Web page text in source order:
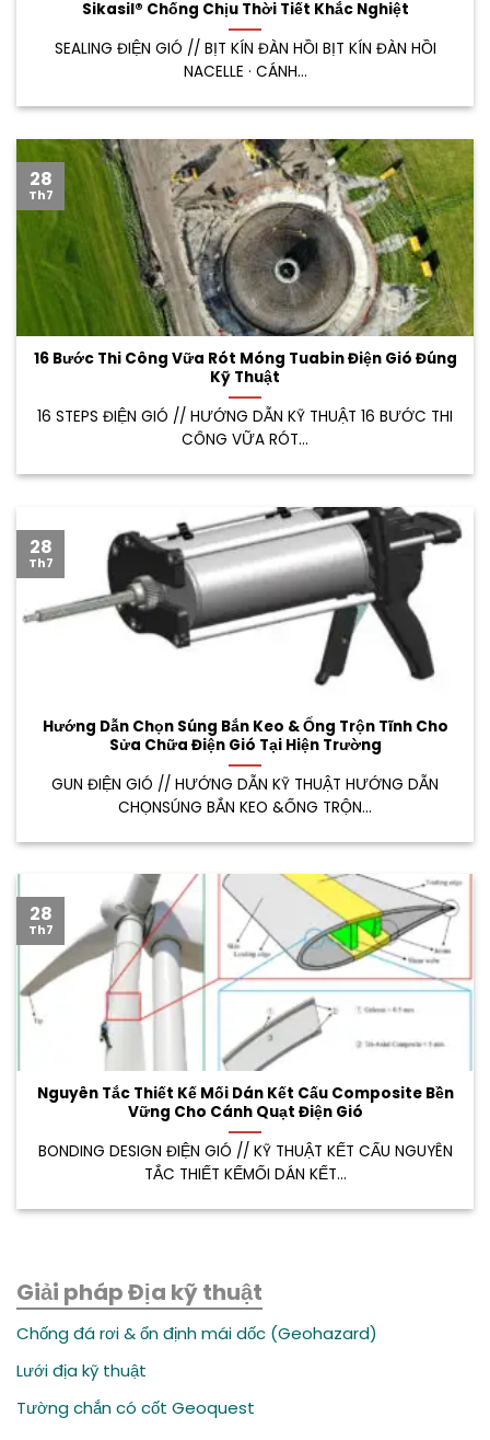
Sikasil® Chống Chịu Thời Tiết Khắc Nghiệt
SEALING ĐIỆN GIÓ // BỊT KÍN ĐÀN HỒI BỊT KÍN ĐÀN HỒI
NACELLE · CÁNH...
16 Bước Thi Công Vữa Rót Móng Tuabin Điện Gió Đúng
Kỹ Thuật
16 STEPS ĐIỆN GIÓ // HƯỚNG DẪN KỸ THUẬT 16 BƯỚC THI
CÔNG VỮA RÓT...
28
Th7
Hướng Dẫn Chọn Súng Bắn Keo & Ống Trộn Tĩnh Cho
Sửa Chữa Điện Gió Tại Hiện Trường
GUN ĐIỆN GIÓ // HƯỚNG DẪN KỸ THUẬT HƯỚNG DẪN
CHỌNSÚNG BẮN KEO &ỐNG TRỘN...
28
Th7
Nguyên Tắc Thiết Kế Mối Dán Kết Cấu Composite Bền
Vững Cho Cánh Quạt Điện Gió
BONDING DESIGN ĐIỆN GIÓ // KỸ THUẬT KẾT CẤU NGUYÊN
TẮC THIẾT KẾMỐI DÁN KẾT...
28
Th7
Giải pháp Địa kỹ thuật
Chống đá rơi & ổn định mái dốc (Geohazard)
Lưới địa kỹ thuật
Tường chắn có cốt Geoquest